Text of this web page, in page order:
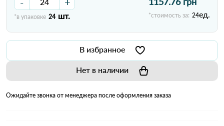
*в упаковке 24 шт. *стоимость за: 24ед.
В избранное
Нет в наличии
Ожидайте звонка от менеджера после оформления заказа